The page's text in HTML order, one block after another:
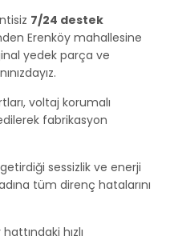
7/24 destek
Erenköy mahallesine
yedek parça ve
voltaj korumalı
fabrikasyon
sessizlik ve enerji
tüm direnç hatalarını
hızlı